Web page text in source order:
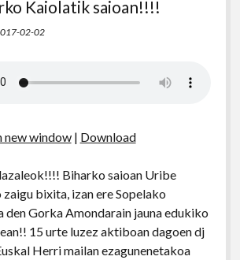
Kaiolatik saioan!!!!
02-02
new window| Download
Biharko saioan Uribe
bixita, izan ere Sopelako
den Gorka Amondarain jauna edukiko
15 urte luzez aktiboan dagoen dj
Herri mailan ezagunenetakoa